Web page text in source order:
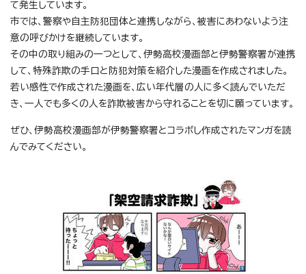
て発生しています。
市では、警察や自主防犯団体と連携しながら、被害にあわないよう注
意の呼びかけを継続しています。
その中の取り組みの一つとして、伊勢高校漫画部と伊勢警察署が連携
して、特殊詐欺の手口と防犯対策を紹介した漫画を作成されました。
若い感性で作成された漫画を、広い年代層の人に多く読んでいただ
き、一人でも多くの人を詐欺被害から守れることを切に願っています。
ぜひ、伊勢高校漫画部が伊勢警察署とコラボし作成されたマンガを読
んでみてください。